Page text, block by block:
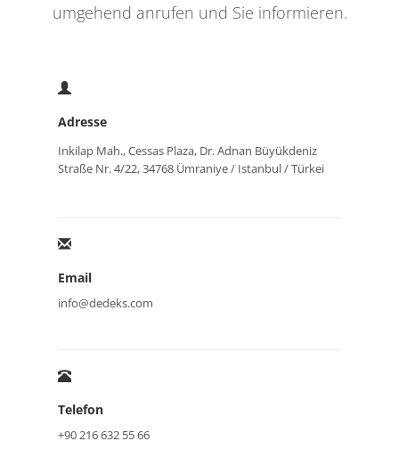
umgehend anrufen und Sie informieren.
Adresse
Inkilap Mah., Cessas Plaza, Dr. Adnan Büyükdeniz
Straße Nr. 4/22, 34768 Ümraniye / Istanbul / Türkei
Email
info@dedeks.com
Telefon
+90 216 632 55 66